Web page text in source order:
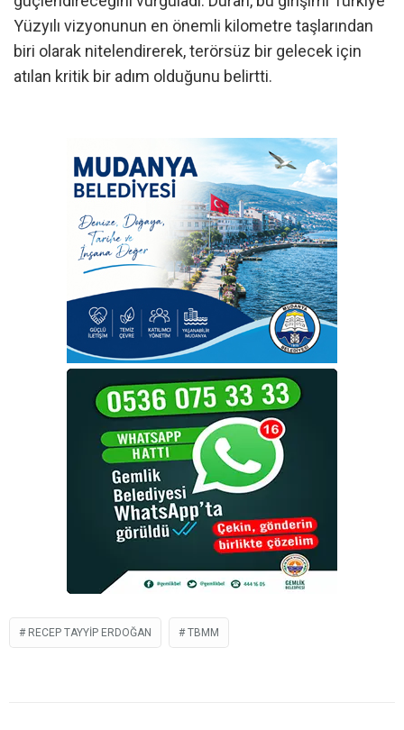
Yüzyılı vizyonunun en önemli kilometre taşlarından
biri olarak nitelendirerek, terörsüz bir gelecek için
atılan kritik bir adım olduğunu belirtti.
RECEP TAYYIP ERDOĞAN TBMM